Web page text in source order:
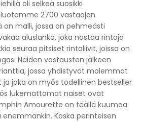
oli selkeä suosikki
2700 vastaajan
malli, jossa on pehmeästi
aluslanka, joka nostaa rintoja
seuraa pitsiset rintaliivit, joissa on
Näiden vastausten jälkeen
jossa yhdistyvät molemmat
joka on myös todellinen bestseller
lukemattomat naiset ovat
Amourette on täällä kuumaa
Koska perinteisen